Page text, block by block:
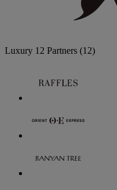
Luxury 12 Partners (12)